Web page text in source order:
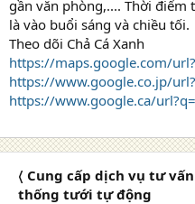
gần văn phòng,.... Thời điểm
là vào buổi sáng và chiều tối.
Theo dõi Chả Cá Xanh
https://maps.google.com/
https://www.google.co.jp/
https://www.google.ca/
〈 Cung cấp dịch vụ tư
thống tưới tự động